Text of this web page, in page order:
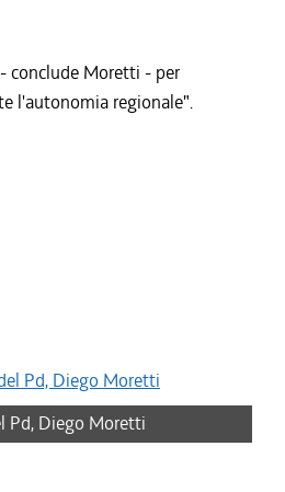
conclude Moretti - per
l'autonomia regionale".
Pd, Diego Moretti